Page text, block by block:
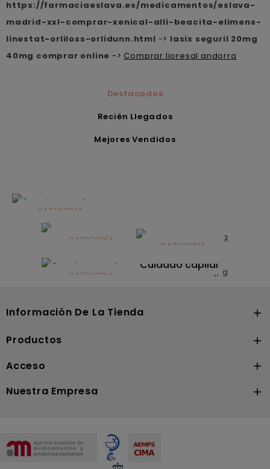
https://farmaciaeslava.es/medicamentos/eslava-
madrid-xxl-comprar-xenical-alli-beacita-elimens-
linestat-orliloss-orlidunn.html -> lasix seguril 20mg
40mg comprar online -> Comprar lioresal andorra
Destacados
Recién Llegados
Mejores Vendidos
CATEGORÍA
Alimentación
infantilCATEGORÍA
Dermocosmética
CATEGORÍA
Solares
CATEGORÍA
Cuidado capilar
Información De La Tienda 
Productos 
Acceso 
Nuestra Empresa 